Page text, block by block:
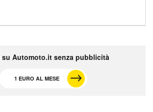
su Automoto.it senza pubblicità
1 EURO AL MESE